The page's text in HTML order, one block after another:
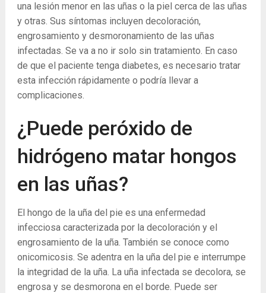
una lesión menor en las uñas o la piel cerca de las uñas
y otras. Sus síntomas incluyen decoloración,
engrosamiento y desmoronamiento de las uñas
infectadas. Se va a no ir solo sin tratamiento. En caso
de que el paciente tenga diabetes, es necesario tratar
esta infección rápidamente o podría llevar a
complicaciones.
¿Puede peróxido de
hidrógeno matar hongos
en las uñas?
El hongo de la uña del pie es una enfermedad
infecciosa caracterizada por la decoloración y el
engrosamiento de la uña. También se conoce como
onicomicosis. Se adentra en la uña del pie e interrumpe
la integridad de la uña. La uña infectada se decolora, se
engrosa y se desmorona en el borde. Puede ser